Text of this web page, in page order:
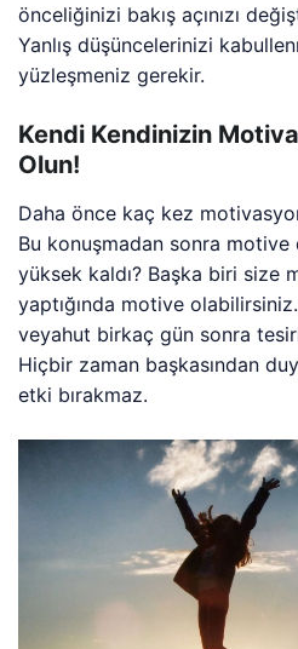
önceliğinizi bakış açınızı
Yanlış düşüncelerinizi
yüzleşmeniz gerekir.
Kendi Kendinizin
Olun!
Daha önce kaç kez
Bu konuşmadan sonra
yüksek kaldı? Başka biri size
yaptığında motive
veyahut birkaç gün sonra
Hiçbir zaman başkasından
etki bırakmaz.